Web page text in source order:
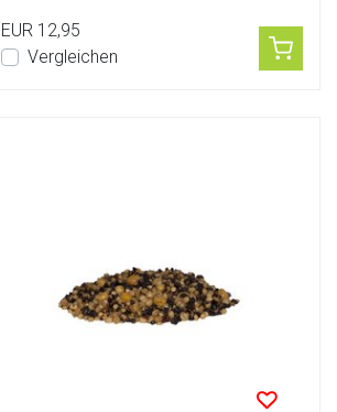
EUR 12,95
Vergleichen